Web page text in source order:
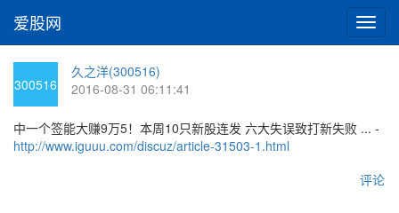
切
换
爱股网
300516
久之洋(300516)
2016-08-31 06:11:41
中一个签能大赚9万5！本周10只新股连发 六大失误致打新失败 ... -
http://www.iguuu.com/discuz/article-31503-1.html
评论